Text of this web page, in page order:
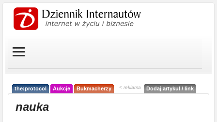
the:protocol Aukcje Bukmacherzy < reklama Dodaj artykuł / link
nauka